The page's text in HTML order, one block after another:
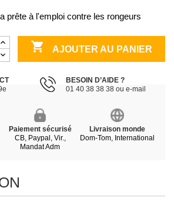
prête à l'emploi contre les rongeurs
 AJOUTER AU PANIER
BESOIN D’AIDE ?
01 40 38 38 38 ou e-mail
Paiement sécurisé
CB, Paypal, Vir.,
Mandat Adm
Livraison monde
Dom-Tom, International